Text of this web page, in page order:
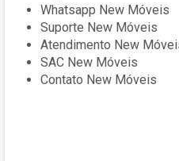
Whatsapp New Móveis
Suporte New Móveis
Atendimento New
SAC New Móveis
Contato New Móveis